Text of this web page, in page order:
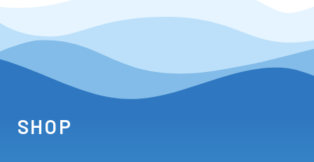
SHOP